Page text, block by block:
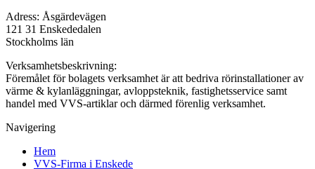
Adress: Åsgärdevägen
121 31 Enskededalen
Stockholms län
Verksamhetsbeskrivning:
Föremålet för bolagets verksamhet är att bedriva rörinstallationer av
värme & kylanläggningar, avloppsteknik, fastighetsservice samt
handel med VVS-artiklar och därmed förenlig verksamhet.
Navigering
Hem
VVS-Firma i Enskede